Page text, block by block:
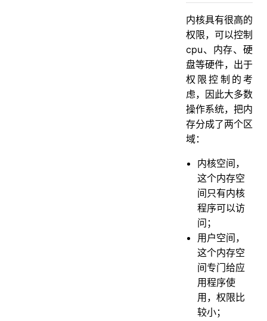
内核具有很⾼的
权限，可以控制
cpu、内存、硬
盘等硬件，出于
权限控制的考
虑，因此⼤多数
操作系统，把内
存分成了两个区
域：
内核空间，
这个内存空
间只有内核
程序可以访
问；
⽤户空间，
这个内存空
间专⻔给应
⽤程序使
⽤，权限比
较小；